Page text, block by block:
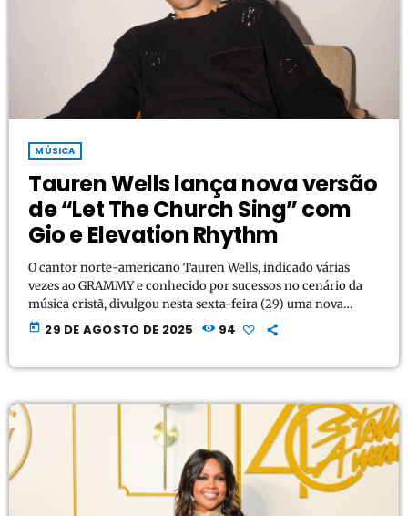
MÚSICA
Tauren Wells lança nova versão
de “Let The Church Sing” com
Gio e Elevation Rhythm
O cantor norte-americano Tauren Wells, indicado várias
vezes ao GRAMMY e conhecido por sucessos no cenário da
música cristã, divulgou nesta sexta-feira (29) uma nova
versão da faixa “Let The Church Sing”. A releitura conta com
a participação do artista Gio e do grupo Elevation Rhythm e
today 29 DE AGOSTO DE 2025 94